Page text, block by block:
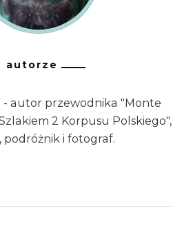
autorze
- autor przewodnika "Monte
2 Korpusu Polskiego",
podróżnik i fotograf.